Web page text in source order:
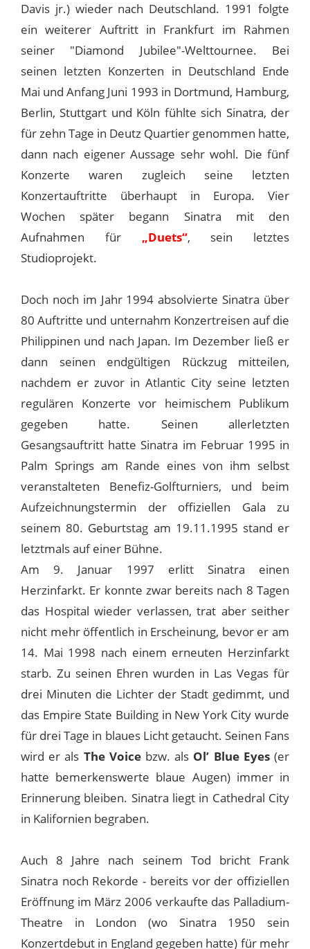
Davis jr.) wieder nach Deutschland. 1991 folgte
ein weiterer Auftritt in Frankfurt im Rahmen
seiner "Diamond Jubilee"-Welttournee. Bei
seinen letzten Konzerten in Deutschland Ende
Mai und Anfang Juni 1993 in Dortmund, Hamburg,
Berlin, Stuttgart und Köln fühlte sich Sinatra, der
für zehn Tage in Deutz Quartier genommen hatte,
dann nach eigener Aussage sehr wohl. Die fünf
Konzerte waren zugleich seine letzten
Konzertauftritte überhaupt in Europa. Vier
Wochen später begann Sinatra mit den
Aufnahmen für „Duets“, sein letztes
Studioprojekt.
Doch noch im Jahr 1994 absolvierte Sinatra über
80 Auftritte und unternahm Konzertreisen auf die
Philippinen und nach Japan. Im Dezember ließ er
dann seinen endgültigen Rückzug mitteilen,
nachdem er zuvor in Atlantic City seine letzten
regulären Konzerte vor heimischem Publikum
gegeben hatte. Seinen allerletzten
Gesangsauftritt hatte Sinatra im Februar 1995 in
Palm Springs am Rande eines von ihm selbst
veranstalteten Benefiz-Golfturniers, und beim
Aufzeichnungstermin der offiziellen Gala zu
seinem 80. Geburtstag am 19.11.1995 stand er
letztmals auf einer Bühne.
Am 9. Januar 1997 erlitt Sinatra einen
Herzinfarkt. Er konnte zwar bereits nach 8 Tagen
das Hospital wieder verlassen, trat aber seither
nicht mehr öffentlich in Erscheinung, bevor er am
14. Mai 1998 nach einem erneuten Herzinfarkt
starb. Zu seinen Ehren wurden in Las Vegas für
drei Minuten die Lichter der Stadt gedimmt, und
das Empire State Building in New York City wurde
für drei Tage in blaues Licht getaucht. Seinen Fans
wird er als The Voicebzw. als Ol’ Blue Eyes(er
hatte bemerkenswerte blaue Augen) immer in
Erinnerung bleiben. Sinatra liegt in Cathedral City
in Kalifornien begraben.
Auch 8 Jahre nach seinem Tod bricht Frank
Sinatra noch Rekorde - bereits vor der offiziellen
Eröffnung im März 2006 verkaufte das Palladium-
Theatre in London (wo Sinatra 1950 sein
Konzertdebut in England gegeben hatte) für mehr